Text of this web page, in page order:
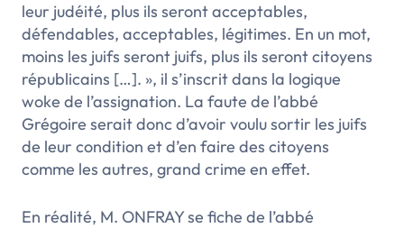
leur judéité, plus ils seront acceptables,
défendables, acceptables, légitimes. En un mot,
moins les juifs seront juifs, plus ils seront citoyens
républicains […]. », il s’inscrit dans la logique
woke de l’assignation. La faute de l’abbé
Grégoire serait donc d’avoir voulu sortir les juifs
de leur condition et d’en faire des citoyens
comme les autres, grand crime en effet.
En réalité, M. ONFRAY se fiche de l’abbé